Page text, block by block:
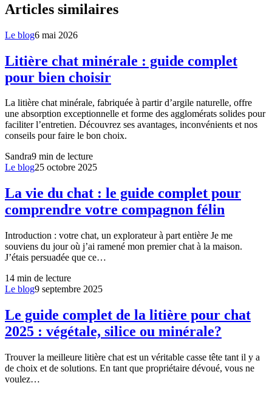
Articles similaires
Le blog6 mai 2026
Litière chat minérale : guide complet
pour bien choisir
La litière chat minérale, fabriquée à partir d’argile naturelle, offre
une absorption exceptionnelle et forme des agglomérats solides pour
faciliter l’entretien. Découvrez ses avantages, inconvénients et nos
conseils pour faire le bon choix.
Sandra9 min de lecture
Le blog25 octobre 2025
La vie du chat : le guide complet pour
comprendre votre compagnon félin
Introduction : votre chat, un explorateur à part entière Je me
souviens du jour où j’ai ramené mon premier chat à la maison.
J’étais persuadée que ce…
14 min de lecture
Le blog9 septembre 2025
Le guide complet de la litière pour chat
2025 : végétale, silice ou minérale?
Trouver la meilleure litière chat est un véritable casse tête tant il y a
de choix et de solutions. En tant que propriétaire dévoué, vous ne
voulez…